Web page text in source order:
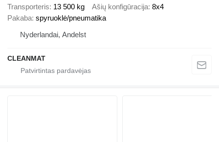
Transporteris 13 500 kg Ašių konfigūracija 8x4
Pakaba spyruoklė/pneumatika
Nyderlandai, Andelst
CLEANMAT